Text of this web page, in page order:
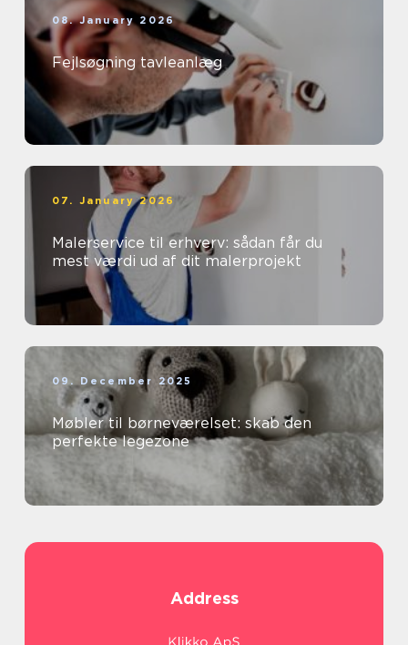
08. January 2026
Fejlsøgning tavleanlæg
07. January 2026
Malerservice til erhverv: sådan får du
mest værdi ud af dit malerprojekt
09. December 2025
Møbler til børneværelset: skab den
perfekte legezone
Address